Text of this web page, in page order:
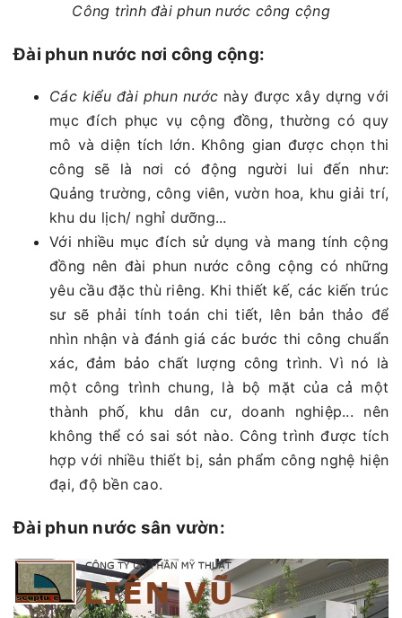
Công trình đài phun nước công cộng
Đài phun nước nơi công cộng:
Các kiểu đài phun nước này được xây dựng với
mục đích phục vụ cộng đồng, thường có quy
mô và diện tích lớn. Không gian được chọn thi
công sẽ là nơi có động người lui đến như:
Quảng trường, công viên, vườn hoa, khu giải trí,
khu du lịch/ nghỉ dưỡng...
Với nhiều mục đích sử dụng và mang tính cộng
đồng nên đài phun nước công cộng có những
yêu cầu đặc thù riêng. Khi thiết kế, các kiến trúc
sư sẽ phải tính toán chi tiết, lên bản thảo để
nhìn nhận và đánh giá các bước thi công chuẩn
xác, đảm bảo chất lượng công trình. Vì nó là
một công trình chung, là bộ mặt của cả một
thành phố, khu dân cư, doanh nghiệp... nên
không thể có sai sót nào. Công trình được tích
hợp với nhiều thiết bị, sản phẩm công nghệ hiện
đại, độ bền cao.
Đài phun nước sân vườn: